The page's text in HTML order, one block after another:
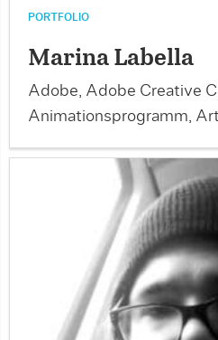
PORTFOLIO
Marina Labella
Adobe, Adobe Creative
Animationsprogramm,